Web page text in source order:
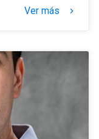
Ver más keyboard_arrow_right